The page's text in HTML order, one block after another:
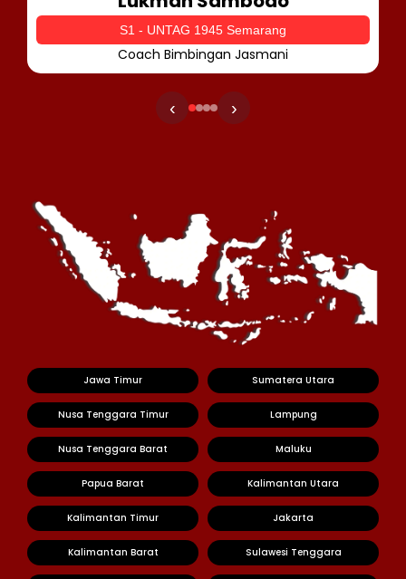
S1 - UNTAG 1945 Semarang
Coach Bimbingan Jasmani
‹ ›
Jawa Timur Sumatera Utara
Nusa Tenggara Timur Lampung
Nusa Tenggara Barat Maluku
Papua Barat Kalimantan Utara
Kalimantan Timur Jakarta
Kalimantan Barat Sulawesi Tenggara